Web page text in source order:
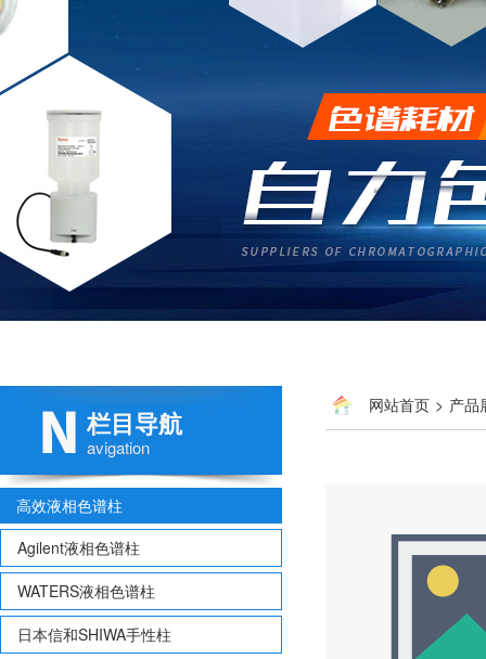
栏目导航
avigation
高效液相色谱柱
Agilent液相色谱柱
WATERS液相色谱柱
日本信和SHIWA手性柱
网站首页 > 产品